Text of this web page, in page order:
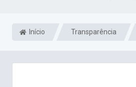
Início Transparência